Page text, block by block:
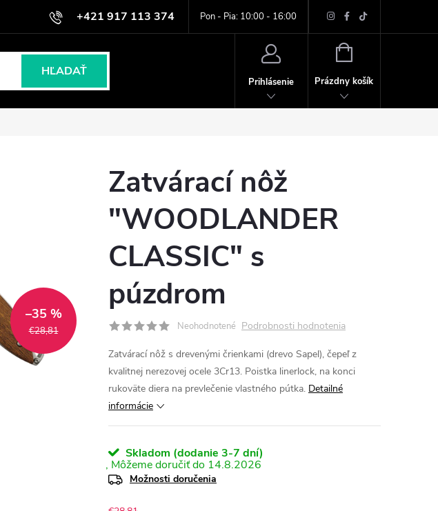
+421 917 113 374 Pon - Pia: 10:00 - 16:00
Podmienky ochrany osobných údajov
HĽADAŤ
Prihlásenie
NÁKUPNÝ
Prázdny košík
€28,81
–35 %
Zatvárací nôž
"WOODLANDER
CLASSIC" s
púzdrom
Neohodnotené Podrobnosti hodnotenia
Zatvárací nôž s drevenými črienkami (drevo Sapel), čepeľ z
kvalitnej nerezovej ocele 3Cr13. Poistka linerlock, na konci
rukoväte diera na prevlečenie vlastného pútka. Detailné
informácie
Skladom (dodanie 3-7 dní)
14.8.2026
Možnosti doručenia